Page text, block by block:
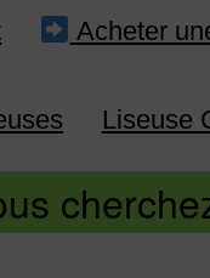
Acheter
Liseuse